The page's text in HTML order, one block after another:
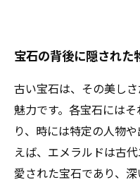
宝石の背後に隠された
古い宝石は、その美し
魅力です。各宝石には
り、時には特定の人物
えば、エメラルドは古
愛された宝石であり、深